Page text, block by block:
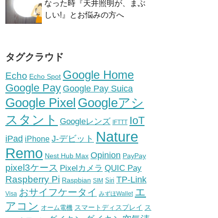
なった時『天井照明が、まぶ
しい!』とお悩みの方へ
タグクラウド
Echo Echo Spot Google Home
Google Pay Google Pay Suica
Google Pixel Googleアシ
スタント Googleレンズ IFTTT IoT
iPad iPhone J-デビット Nature
Remo Nest Hub Max Opinion PayPay
pixel3ケース Pixelカメラ QUIC Pay
Raspberry Pi Raspbian SIM Siri TP-Link
Visa おサイフケータイ みずほWallet エ
アコン オーム電機 スマートディスプレイ ス